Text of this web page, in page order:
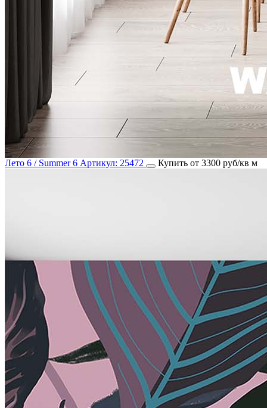
Лето 6 / Summer 6 Артикул: 25472 Купить от 3300 руб/кв м